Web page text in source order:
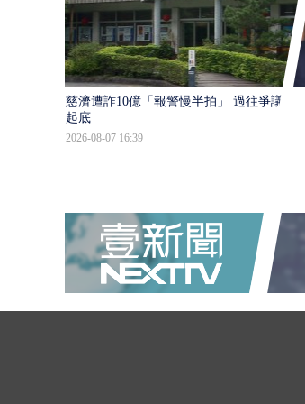
慈濟遭詐10億「報警慢半拍」 過往爭議遭
起底
2026-08-07 16:39